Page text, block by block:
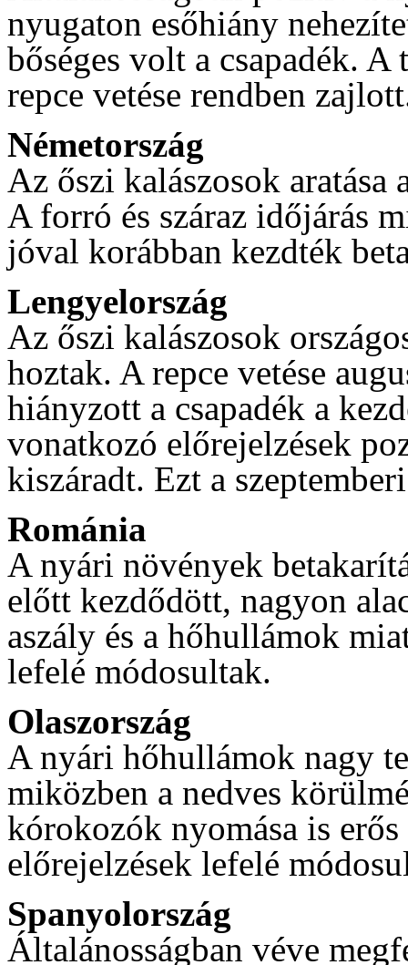
nyugaton esőhiány
bőséges volt a csapadék.
repce vetése rendben
Németország
Az őszi kalászosok aratása
A forró és száraz időjárás
jóval korábban kezdték
Lengyelország
Az őszi kalászosok
hoztak. A repce vetése
hiányzott a csapadék a
vonatkozó előrejelzések
kiszáradt. Ezt a
Románia
A nyári növények
előtt kezdődött, nagyon
aszály és a hőhullámok
lefelé módosultak.
Olaszország
A nyári hőhullámok nagy
miközben a nedves
kórokozók nyomása is
előrejelzések lefelé
Spanyolország
Általánosságban véve